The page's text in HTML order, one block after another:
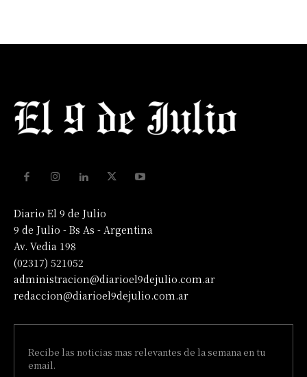
Diario El 9 de Julio
9 de Julio - Bs As - Argentina
Av. Vedia 198
(02317) 521052
administracion@diarioel9dejulio.com.ar
redaccion@diarioel9dejulio.com.ar
Recibe las noticias mas relevantes de la semana en tu
email.